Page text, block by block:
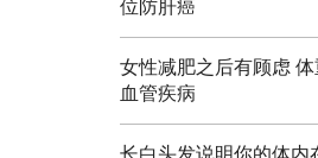
位防肝癌
女性减肥之后有顾虑
血管疾病
长白头发说明你的体内